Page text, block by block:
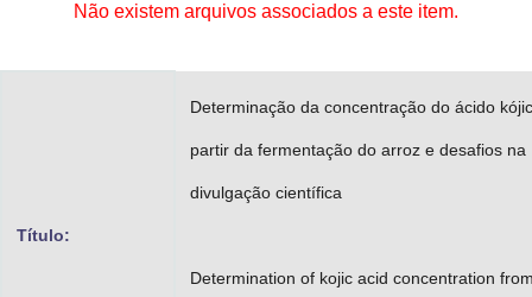
Advocacia-Geral da União
Não existem arquivos associados a este item.
Título:
Determinação da concentração do ácido
partir da fermentação do arroz e desafios na
divulgação científica
Determination of kojic acid concentration